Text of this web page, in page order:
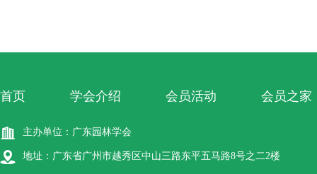
首页 学会介绍 会员活动 会员之家
主办单位：广东园林学会
地址：广东省广州市越秀区中山三路东平五马路8号之二2楼